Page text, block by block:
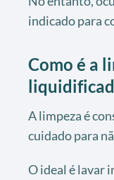
indicado para
Como é a
A limpeza é
cuidado para
O ideal é lavar